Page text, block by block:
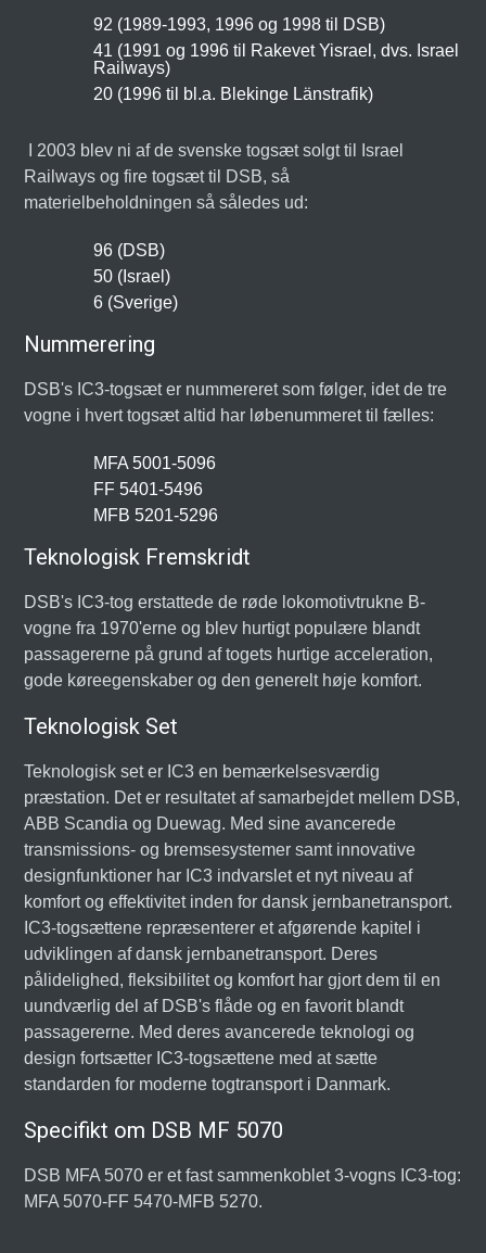
92 (1989-1993, 1996 og 1998 til DSB)
41 (1991 og 1996 til Rakevet Yisrael, dvs. Israel
Railways)
20 (1996 til bl.a. Blekinge Länstrafik)
I 2003 blev ni af de svenske togsæt solgt til Israel
Railways og fire togsæt til DSB, så
materielbeholdningen så således ud:
96 (DSB)
50 (Israel)
6 (Sverige)
Nummerering
DSB's IC3-togsæt er nummereret som følger, idet de tre
vogne i hvert togsæt altid har løbenummeret til fælles:
MFA 5001-5096
FF 5401-5496
MFB 5201-5296
Teknologisk Fremskridt
DSB's IC3-tog erstattede de røde lokomotivtrukne B-
vogne fra 1970'erne og blev hurtigt populære blandt
passagererne på grund af togets hurtige acceleration,
gode køreegenskaber og den generelt høje komfort.
Teknologisk Set
Teknologisk set er IC3 en bemærkelsesværdig
præstation. Det er resultatet af samarbejdet mellem DSB,
ABB Scandia og Duewag. Med sine avancerede
transmissions- og bremsesystemer samt innovative
designfunktioner har IC3 indvarslet et nyt niveau af
komfort og effektivitet inden for dansk jernbanetransport.
IC3-togsættene repræsenterer et afgørende kapitel i
udviklingen af dansk jernbanetransport. Deres
pålidelighed, fleksibilitet og komfort har gjort dem til en
uundværlig del af DSB's flåde og en favorit blandt
passagererne. Med deres avancerede teknologi og
design fortsætter IC3-togsættene med at sætte
standarden for moderne togtransport i Danmark.
Specifikt om DSB MF 5070
DSB MFA 5070 er et fast sammenkoblet 3-vogns IC3-tog:
MFA 5070-FF 5470-MFB 5270.